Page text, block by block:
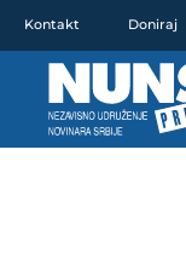
sadržaj
Kontakt Doniraj